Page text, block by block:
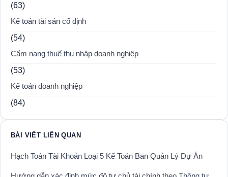
(63)
Kế toán tài sản cố định
(54)
Cẩm nang thuế thu nhập doanh nghiệp
(53)
Kế toán doanh nghiệp
(84)
BÀI VIẾT LIÊN QUAN
Hạch Toán Tài Khoản Loại 5 Kế Toán Ban Quản Lý Dự Án